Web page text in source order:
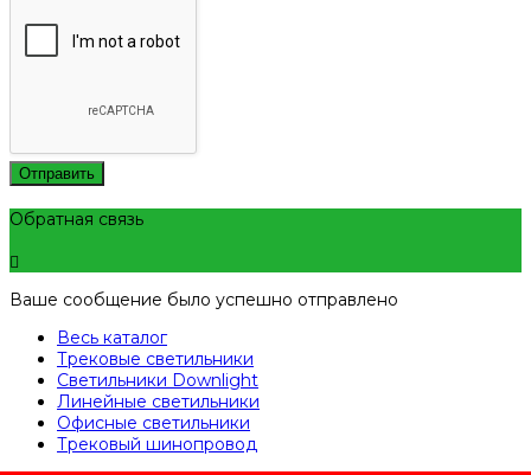
Отправить
Обратная связь
Ваше сообщение было успешно отправлено
Весь каталог
Трековые светильники
Светильники Downlight
Линейные светильники
Офисные светильники
Трековый шинопровод